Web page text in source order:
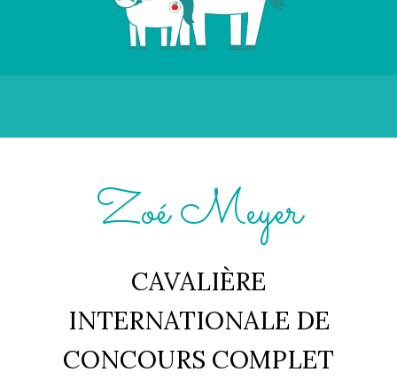
Zoé Meyer
CAVALIÈRE
INTERNATIONALE DE
CONCOURS COMPLET